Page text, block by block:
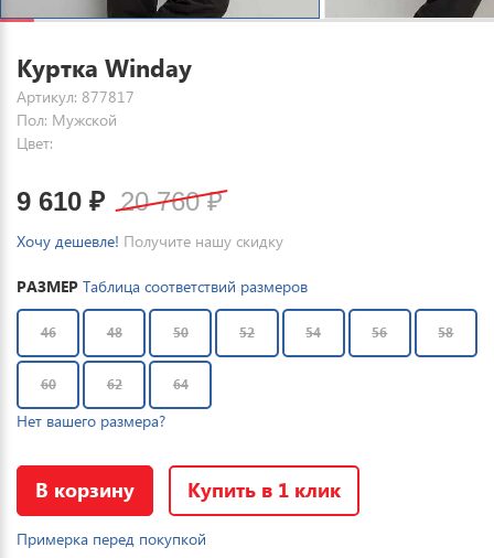
Куртка Winday
Артикул: 877817
Пол: Мужской
Цвет:
9 610 ₽ 20 760₽
Хочу дешевле! Получите нашу скидку
РАЗМЕР Таблица соответствий размеров
46 48 50 52 54 56 58
60 62 64
Нет вашего размера?
В корзину Купить в 1 клик
Примерка перед покупкой